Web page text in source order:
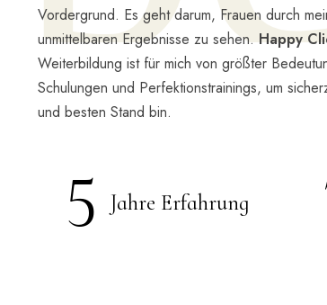
Vordergrund. Es geht darum, Frauen durch
unmittelbaren Ergebnisse zu sehen.Happy
Weiterbildung ist für mich von größter
Schulungen und Perfektionstrainings, um
und besten Stand bin.
5 Jahre Erfahrung